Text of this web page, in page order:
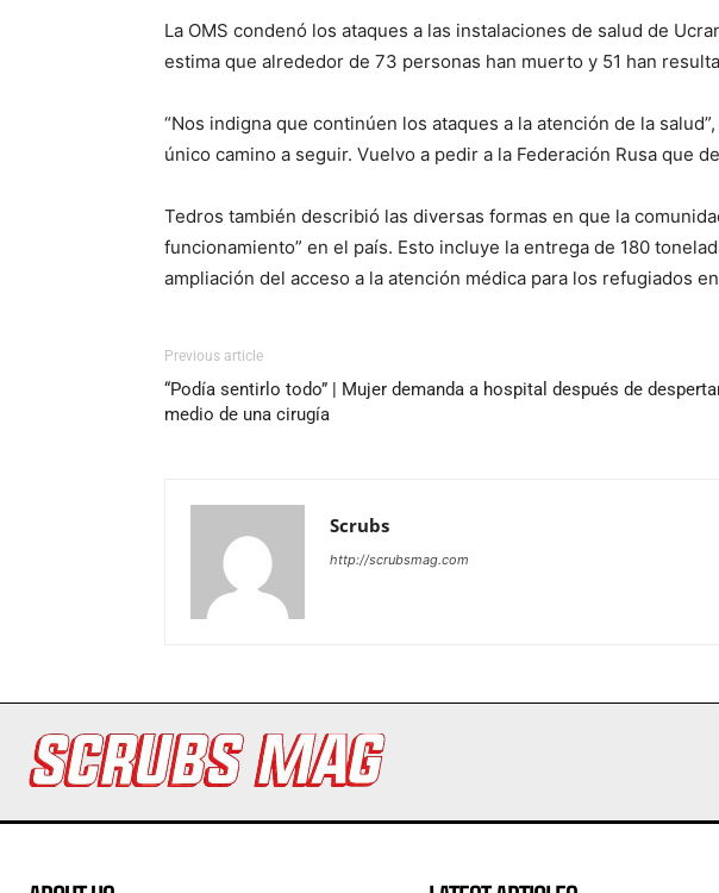
La OMS condenó los ataques a las instalaciones de salud de
estima que alrededor de 73 personas han muerto y 51 han
“Nos indigna que continúen los ataques a la atención de la
único camino a seguir. Vuelvo a pedir a la Federación Rusa que
Tedros también describió las diversas formas en que la
funcionamiento” en el país. Esto incluye la entrega de 180
ampliación del acceso a la atención médica para los refugiados
Previous article
“Podía sentirlo todo” | Mujer demanda a hospital después de
medio de una cirugía
Scrubs
http://scrubsmag.com